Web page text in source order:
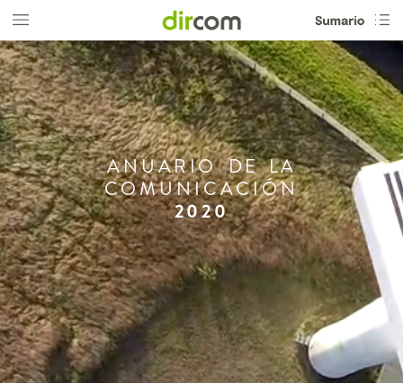
ANUARIO DE LA
COMUNICACIÓN
2020